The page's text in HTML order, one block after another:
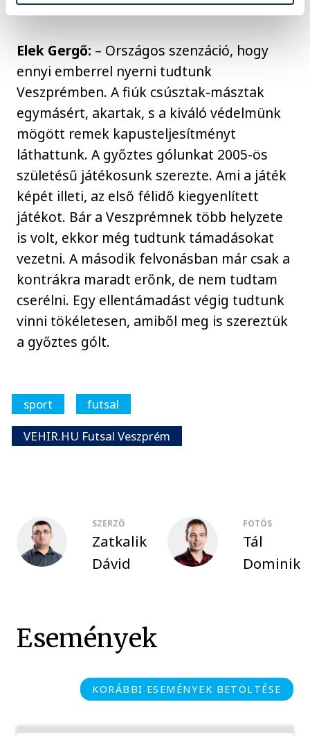
Elek Gergő: – Országos szenzáció, hogy
ennyi emberrel nyerni tudtunk
Veszprémben. A fiúk csúsztak-másztak
egymásért, akartak, s a kiváló védelmünk
mögött remek kapusteljesítményt
láthattunk. A győztes gólunkat 2005-ös
születésű játékosunk szerezte. Ami a játék
képét illeti, az első félidő kiegyenlített
játékot. Bár a Veszprémnek több helyzete
is volt, ekkor még tudtunk támadásokat
vezetni. A második felvonásban már csak a
kontrákra maradt erőnk, de nem tudtam
cserélni. Egy ellentámadást végig tudtunk
vinni tökéletesen, amiből meg is szereztük
a győztes gólt.
sport
futsal
VEHIR.HU Futsal Veszprém
SZERZŐ
Zatkalik
Dávid
FOTÓS
Tál
Dominik
Események
KORÁBBI ESEMÉNYEK BETÖLTÉSE